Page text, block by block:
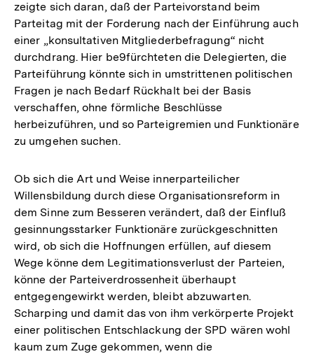
zeigte sich daran, daß der Parteivorstand beim
Parteitag mit der Forderung nach der Einführung auch
einer „konsultativen Mitgliederbefragung“ nicht
durchdrang. Hier be9fürchteten die Delegierten, die
Parteiführung könnte sich in umstrittenen politischen
Fragen je nach Bedarf Rückhalt bei der Basis
verschaffen, ohne förmliche Beschlüsse
herbeizuführen, und so Parteigremien und Funktionäre
zu umgehen suchen.
Ob sich die Art und Weise innerparteilicher
Willensbildung durch diese Organisationsreform in
dem Sinne zum Besseren verändert, daß der Einfluß
gesinnungsstarker Funktionäre zurückgeschnitten
wird, ob sich die Hoffnungen erfüllen, auf diesem
Wege könne dem Legitimationsverlust der Parteien,
könne der Parteiverdrossenheit überhaupt
entgegengewirkt werden, bleibt abzuwarten.
Scharping und damit das von ihm verkörperte Projekt
einer politischen Entschlackung der SPD wären wohl
kaum zum Zuge gekommen, wenn die